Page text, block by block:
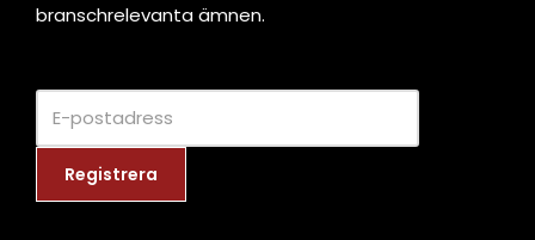
branschrelevanta ämnen.